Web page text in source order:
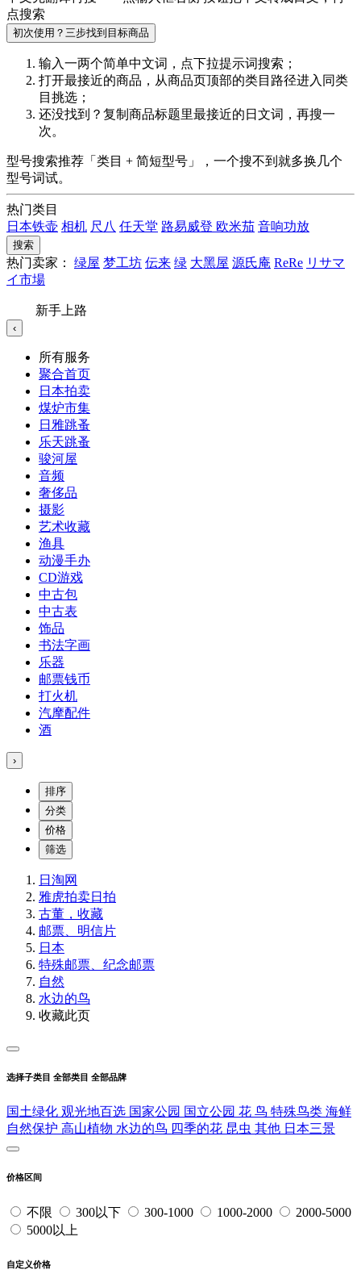
点搜索
初次使用？三步找到目标商品
输入一两个简单中文词，点下拉提示词搜索；
打开最接近的商品，从商品页顶部的类目路径进入同类
目挑选；
还没找到？复制商品标题里最接近的 日文词 ，再搜一
次。
型号搜索推荐「类目 + 简短型号」，一个搜不到就多换几个
型号词试。
热门类目
日本铁壶 相机 尺八 任天堂 路易威登 欧米茄 音响功放
搜索
热门卖家： 绿屋 梦工坊 伝来 绿 大黑屋 源氏庵 ReRe リサマ
イ市場
新手上路
‹
所有服务
聚合首页
日本拍卖
煤炉市集
日雅跳蚤
乐天跳蚤
骏河屋
音频
奢侈品
摄影
艺术收藏
渔具
动漫手办
CD游戏
中古包
中古表
饰品
书法字画
乐器
邮票钱币
打火机
汽摩配件
酒
›
排序
分类
价格
筛选
日淘网
雅虎拍卖日拍
古董，收藏
邮票、明信片
日本
特殊邮票、纪念邮票
自然
水边的鸟
收藏此页
选择子类目 全部类目 全部品牌
国土绿化 观光地百选 国家公园 国立公园 花 鸟 特殊鸟类 海鲜
自然保护 高山植物 水边的鸟 四季的花 昆虫 其他 日本三景
价格区间
不限 300以下 300-1000 1000-2000
2000-5000
5000以上
自定义价格